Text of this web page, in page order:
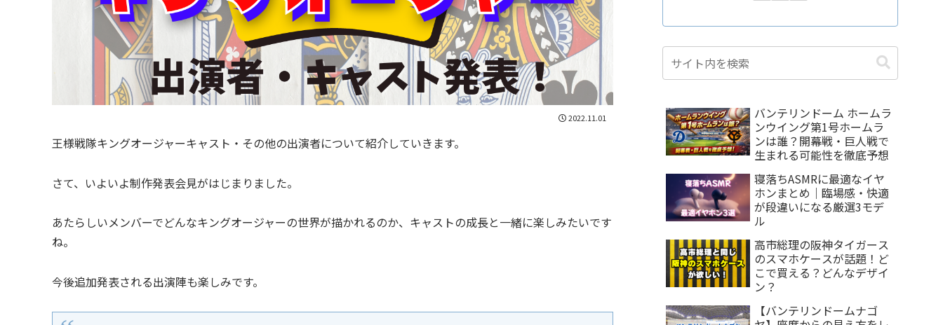
2022.11.01
王様戦隊キングオージャーキャスト・その他の出演者について紹介していきます。
さて、いよいよ制作発表会見がはじまりました。
あたらしいメンバーでどんなキングオージャーの世界が描かれるのか、キャストの成長と一緒に楽しみたいです
ね。
今後追加発表される出演陣も楽しみです。
バンテリンドーム ホームラ
ンウイング第1号ホームラ
ンは誰？開幕戦・巨人戦で
生まれる可能性を徹底予想
寝落ちASMRに最適なイヤ
ホンまとめ｜臨場感・快適
が段違いになる厳選3モデ
ル
高市総理の阪神タイガース
のスマホケースが話題！ど
こで買える？どんなデザイ
ン？
【バンテリンドームナゴ